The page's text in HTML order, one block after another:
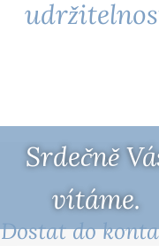
Srdečně
vítáme.
Dostat do